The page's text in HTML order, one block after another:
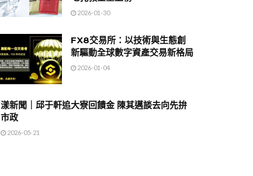
2026-01-30
FX8交易所：以技術與生態創
新驅動全球數字資產交易新格局
2026-01-04
漾新聞｜邱于軒追大寮回饋金 陳其邁談去向先拚
市政
2026-05-21